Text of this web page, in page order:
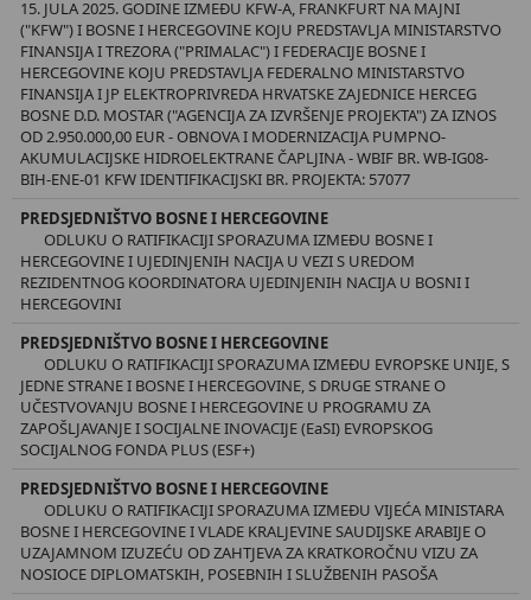
15. JULA 2025. GODINE IZMEĐU KFW-A, FRANKFURT NA MAJNI
("KFW") I BOSNE I HERCEGOVINE KOJU PREDSTAVLJA MINISTARSTVO
FINANSIJA I TREZORA ("PRIMALAC") I FEDERACIJE BOSNE I
HERCEGOVINE KOJU PREDSTAVLJA FEDERALNO MINISTARSTVO
FINANSIJA I JP ELEKTROPRIVREDA HRVATSKE ZAJEDNICE HERCEG
BOSNE D.D. MOSTAR ("AGENCIJA ZA IZVRŠENJE PROJEKTA") ZA IZNOS
OD 2.950.000,00 EUR - OBNOVA I MODERNIZACIJA PUMPNO-
AKUMULACIJSKE HIDROELEKTRANE ČAPLJINA - WBIF BR. WB-IG08-
BIH-ENE-01 KFW IDENTIFIKACIJSKI BR. PROJEKTA: 57077
PREDSJEDNIŠTVO BOSNE I HERCEGOVINE
ODLUKU O RATIFIKACIJI SPORAZUMA IZMEĐU BOSNE I
HERCEGOVINE I UJEDINJENIH NACIJA U VEZI S UREDOM
REZIDENTNOG KOORDINATORA UJEDINJENIH NACIJA U BOSNI I
HERCEGOVINI
PREDSJEDNIŠTVO BOSNE I HERCEGOVINE
ODLUKU O RATIFIKACIJI SPORAZUMA IZMEĐU EVROPSKE UNIJE, S
JEDNE STRANE I BOSNE I HERCEGOVINE, S DRUGE STRANE O
UČESTVOVANJU BOSNE I HERCEGOVINE U PROGRAMU ZA
ZAPOŠLJAVANJE I SOCIJALNE INOVACIJE (EaSI) EVROPSKOG
SOCIJALNOG FONDA PLUS (ESF+)
PREDSJEDNIŠTVO BOSNE I HERCEGOVINE
ODLUKU O RATIFIKACIJI SPORAZUMA IZMEĐU VIJEĆA MINISTARA
BOSNE I HERCEGOVINE I VLADE KRALJEVINE SAUDIJSKE ARABIJE O
UZAJAMNOM IZUZEĆU OD ZAHTJEVA ZA KRATKOROČNU VIZU ZA
NOSIOCE DIPLOMATSKIH, POSEBNIH I SLUŽBENIH PASOŠA